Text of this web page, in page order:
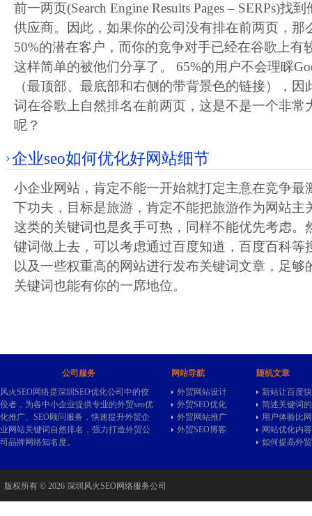
前一两页(Search Engine Results Pages – SERPs)找
供应商。因此，如果你的公司没有排在前两页，那
50%的潜在客户，而你的竞争对手已经在谷歌上有
这样简单的被他们分享了。 65%的用户不会理睬
（最顶部、最底部和右侧的带背景色的链接），
词在谷歌上自然排名在前两页，这是不是一个非常
呢？
企业seo如何优化好网站细节
小企业网站，肯定不能一开始就打定主意在竞争最
下功夫，目标是旅游，肯定不能把旅游作为网站主
这类的关键词也是炙手可热，同样不能优先考虑。
键词做上去，可以考虑通过百度知道，百度百科等
以及一些权重高的网站进行发布关键词文章，足够
关键词也能有你的一席地位。
公司服务
风火SEO网络是深圳SEO优化公司中的佼
佼者，为各中小企业提供专业的外贸seo优
化推广、SEO顾问服务，快速提升外贸企
业网站关键词自然排名，强力打造外贸公
司品牌网络知名度。
网站导航
外贸网站设计
外贸SEO优化
外贸网站推广
外贸SEO博客
随机文章
新站让百度
简述关键词
用户体验比
网站优化内
如何提高外
版权所有 © 2026 深圳风火SEO网络服务公司